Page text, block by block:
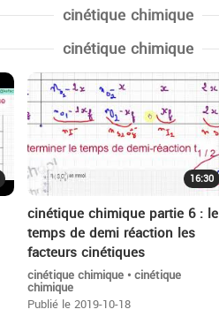
cinétique chimique
cinétique chimique
16:30
cinétique chimique partie 6 : le
temps de demi réaction les
facteurs cinétiques
cinétique chimique • cinétique
chimique
Publié le 2019-10-18